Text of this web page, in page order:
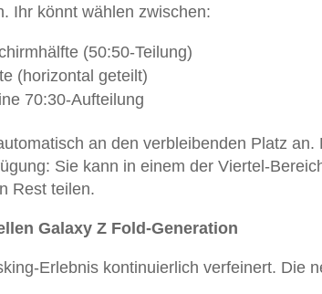
Ihr könnt wählen zwischen:
(50:50-Teilung)
(horizontal geteilt)
70:30-Aufteilung
an den verbleibenden Platz
Sie kann in einem der Viertel-
Rest teilen.
Galaxy Z Fold-Generation
Erlebnis kontinuierlich verfeinert. Die